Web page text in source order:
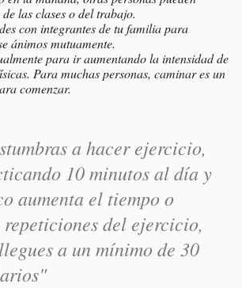
las clases o del trabajo.
con integrantes de tu familia para
ánimos mutuamente.
para ir aumentando la intensidad de
Para muchas personas, caminar es un
comenzar.
a hacer ejercicio,
10 minutos al día y
aumenta el tiempo o
repeticiones del ejercicio,
a un mínimo de 30